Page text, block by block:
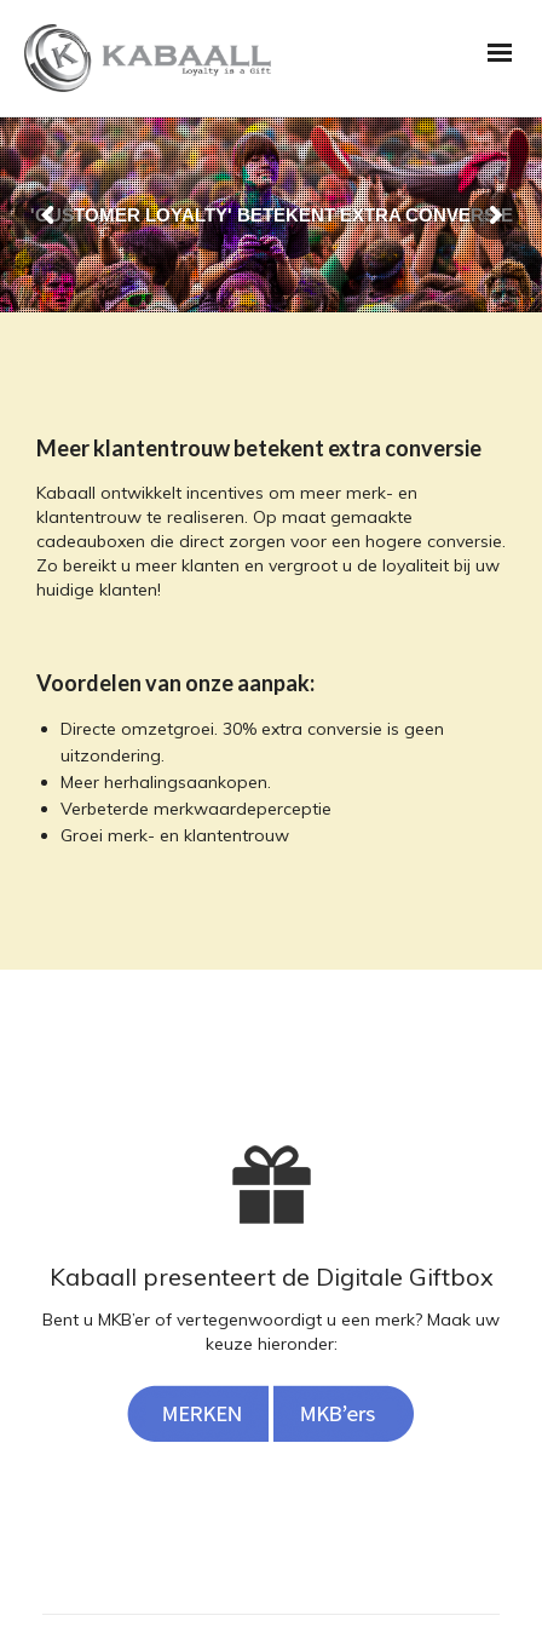
'CUSTOMER LOYALTY' BETEKENT EXTRA CONVERSIE
Meer klantentrouw betekent extra conversie
Kabaall ontwikkelt incentives om meer merk- en
klantentrouw te realiseren. Op maat gemaakte
cadeauboxen die direct zorgen voor een hogere conversie.
Zo bereikt u meer klanten en vergroot u de loyaliteit bij uw
huidige klanten!
Voordelen van onze aanpak:
Directe omzetgroei. 30% extra conversie is geen
uitzondering.
Meer herhalingsaankopen.
Verbeterde merkwaardeperceptie
Groei merk- en klantentrouw
Kabaall presenteert de Digitale Giftbox
Bent u MKB’er of vertegenwoordigt u een merk? Maak uw
keuze hieronder: